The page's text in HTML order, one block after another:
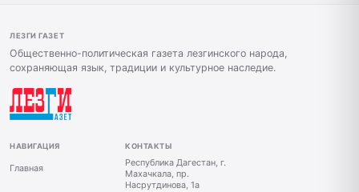
ЛЕЗГИ ГАЗЕТ
Общественно-политическая газета лезгинского народа,
сохраняющая язык, традиции и культурное наследие.
НАВИГАЦИЯ
Главная
КОНТАКТЫ
Республика Дагестан, г.
Махачкала, пр.
Насрутдинова, 1а